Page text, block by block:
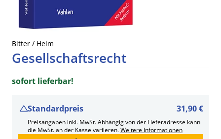
Bitter / Heim
Gesellschaftsrecht
sofort lieferbar!
Standardpreis 31,90 €
Preisangaben inkl. MwSt. Abhängig von der Lieferadresse kann
die MwSt. an der Kasse variieren.Weitere Informationen